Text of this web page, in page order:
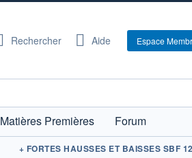
Rechercher Aide Espace
Matières Premières
Forum
+ FORTES HAUSSES ET BAISSES SBF